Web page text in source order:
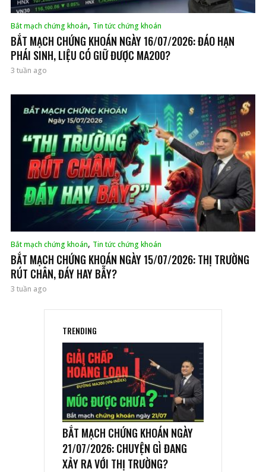
Bắt mạch chứng khoán, Tin tức chứng khoán
BẮT MẠCH CHỨNG KHOÁN NGÀY 16/07/2026: ĐÁO HẠN
PHÁI SINH, LIỆU CÓ GIỮ ĐƯỢC MA200?
3 tuần ago
Bắt mạch chứng khoán, Tin tức chứng khoán
BẮT MẠCH CHỨNG KHOÁN NGÀY 15/07/2026: THỊ TRƯỜNG
RÚT CHÂN, ĐÁY HAY BẪY?
3 tuần ago
TRENDING
BẮT MẠCH CHỨNG KHOÁN NGÀY
21/07/2026: CHUYỆN GÌ ĐANG
XẢY RA VỚI THỊ TRƯỜNG?